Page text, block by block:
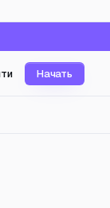
Начать